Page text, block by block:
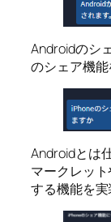
Androidのシ
のシェア機能
Androidとは
マークレッ
する機能を実